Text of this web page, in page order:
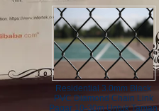
Residential 3.0mm Black
PVC Diamond Chain Link
Pagar 10-30m Untuk Taman